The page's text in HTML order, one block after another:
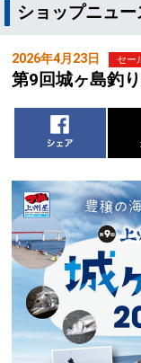
ショップニュー
2026年4月23日 セー
第9回城ヶ島釣